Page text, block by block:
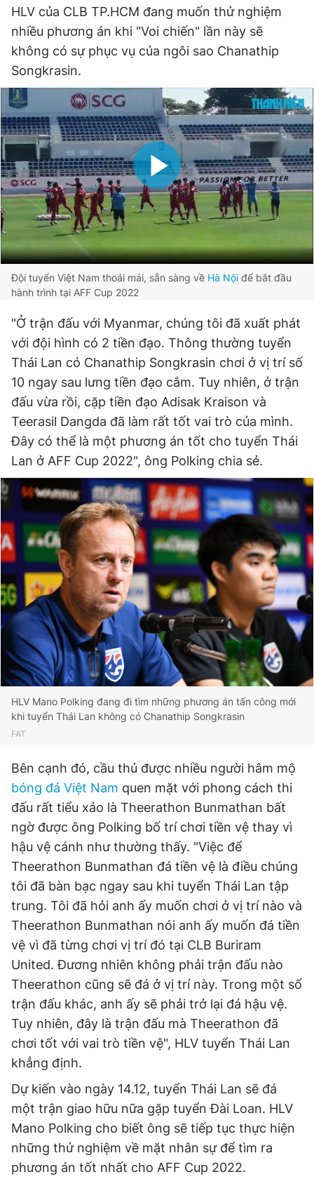
HLV của CLB TP.HCM đang muốn thử nghiệm
nhiều phương án khi "Voi chiến" lần này sẽ
không có sự phục vụ của ngôi sao Chanathip
Songkrasin.
Đội tuyển Việt Nam thoải mái, sẵn sàng về Hà Nội để bắt đầu
hành trình tại AFF Cup 2022
"Ở trận đấu với Myanmar, chúng tôi đã xuất phát
với đội hình có 2 tiền đạo. Thông thường tuyển
Thái Lan có Chanathip Songkrasin chơi ở vị trí số
10 ngay sau lưng tiền đạo cắm. Tuy nhiên, ở trận
đấu vừa rồi, cặp tiền đạo Adisak Kraison và
Teerasil Dangda đã làm rất tốt vai trò của mình.
Đây có thể là một phương án tốt cho tuyển Thái
Lan ở AFF Cup 2022", ông Polking chia sẻ.
HLV Mano Polking đang đi tìm những phương án tấn công mới
khi tuyển Thái Lan không có Chanathip Songkrasin
FAT
Bên cạnh đó, cầu thủ được nhiều người hâm mộ
bóng đá Việt Nam quen mặt với phong cách thi
đấu rất tiểu xảo là Theerathon Bunmathan bất
ngờ được ông Polking bố trí chơi tiền vệ thay vì
hậu vệ cánh như thường thấy. "Việc để
Theerathon Bunmathan đá tiền vệ là điều chúng
tôi đã bàn bạc ngay sau khi tuyển Thái Lan tập
trung. Tôi đã hỏi anh ấy muốn chơi ở vị trí nào và
Theerathon Bunmathan nói anh ấy muốn đá tiền
vệ vì đã từng chơi vị trí đó tại CLB Buriram
United. Đương nhiên không phải trận đấu nào
Theerathon cũng sẽ đá ở vị trí này. Trong một số
trận đấu khác, anh ấy sẽ phải trở lại đá hậu vệ.
Tuy nhiên, đây là trận đấu mà Theerathon đã
chơi tốt với vai trò tiền vệ", HLV tuyển Thái Lan
khẳng định.
Dự kiến vào ngày 14.12, tuyển Thái Lan sẽ đá
một trận giao hữu nữa gặp tuyển Đài Loan. HLV
Mano Polking cho biết ông sẽ tiếp tục thực hiện
những thử nghiệm về mặt nhân sự để tìm ra
phương án tốt nhất cho AFF Cup 2022.